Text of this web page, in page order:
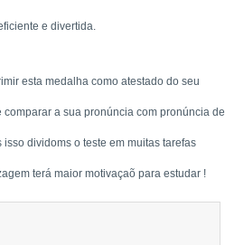
e divertida.
esta medalha como atestado do seu
a sua pronúncia com pronúncia de
dividoms o teste em muitas tarefas
terá maior motivaçaõ para estudar !